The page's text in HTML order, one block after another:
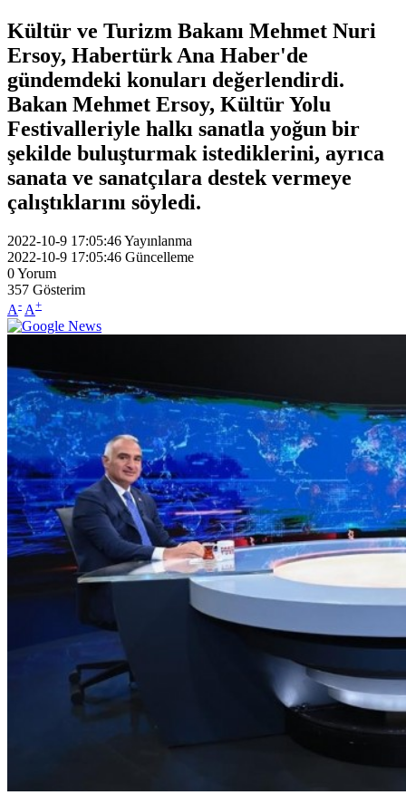
Kültür ve Turizm Bakanı Mehmet Nuri
Ersoy, Habertürk Ana Haber'de
gündemdeki konuları değerlendirdi.
Bakan Mehmet Ersoy, Kültür Yolu
Festivalleriyle halkı sanatla yoğun bir
şekilde buluşturmak istediklerini, ayrıca
sanata ve sanatçılara destek vermeye
çalıştıklarını söyledi.
2022-10-9 17:05:46Yayınlanma
2022-10-9 17:05:46 Güncelleme
0Yorum
357 Gösterim
A- A+